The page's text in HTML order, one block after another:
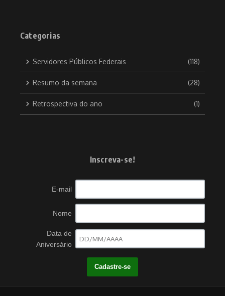
Categorias
Servidores Públicos Federais (118)
Resumo da semana (28)
Retrospectiva do ano (1)
Inscreva-se!
E-mail
Nome
Data de
Aniversário